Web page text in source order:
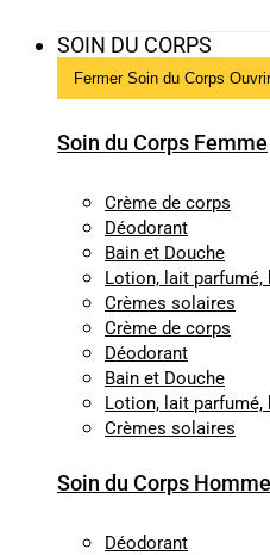
SOIN DU CORPS
Fermer Soin du Corps
Soin du Corps Femme
Crème de corps
Déodorant
Bain et Douche
Lotion, lait parfumé,
Crèmes solaires
Crème de corps
Déodorant
Bain et Douche
Lotion, lait parfumé,
Crèmes solaires
Soin du Corps Homme
Déodorant